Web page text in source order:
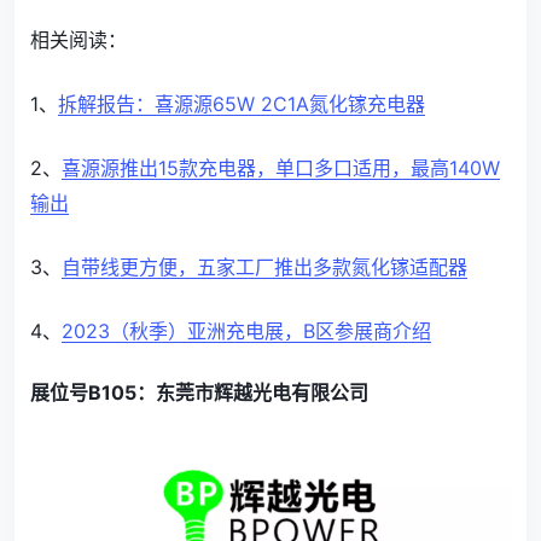
相关阅读：
1、 拆解报告：喜源源65W 2C1A氮化镓充电器
2、 喜源源推出15款充电器，单口多口适用，最高140W
输出
3、 自带线更方便，五家工厂推出多款氮化镓适配器
4、 2023（秋季）亚洲充电展，B区参展商介绍
展位号B105：东莞市辉越光电有限公司